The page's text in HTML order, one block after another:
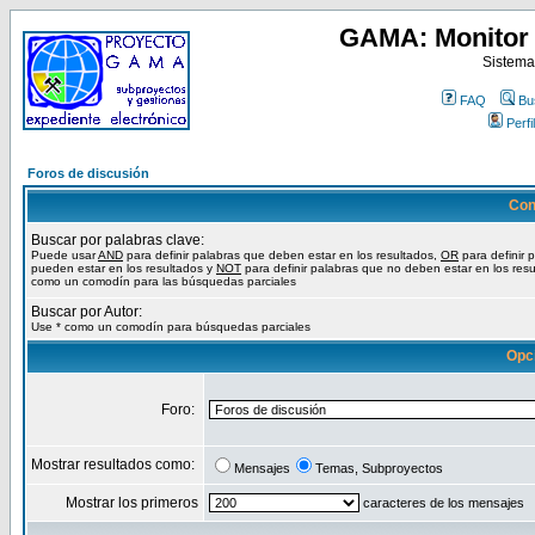
GAMA:
FAQ
Perfil
Foros de discusión
Buscar por palabras clave:
Puede usarAND para definir palabras que deben estar en los resultados, OR para definir
pueden estar en los resultados y NOT para definir palabras que no deben estar en los
como un comodín para las búsquedas parciales
Buscar por Autor:
Use * como un comodín para búsquedas parciales
Foro:
Mostrar resultados como: Mensajes Temas, Subproyectos
Mostrar los primeros caracteres de los mensajes